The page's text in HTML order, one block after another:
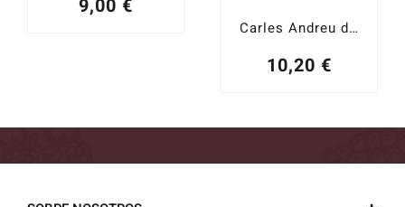
9,00 €
Carles Andreu dulce 2023
10,20 €